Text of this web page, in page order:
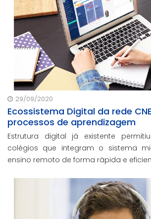
29/09/2020
Ecossistema Digital da rede
processos de aprendizagem
Estrutura digital já existente
colégios que integram o sistema
ensino remoto de forma rápida e